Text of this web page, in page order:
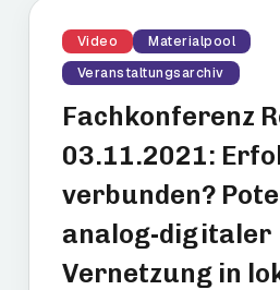
Video
Materialpool
Veranstaltungsarchiv
Fachkonferenz
03.11.2021:
verbunden?
analog-digitaler
Vernetzung in